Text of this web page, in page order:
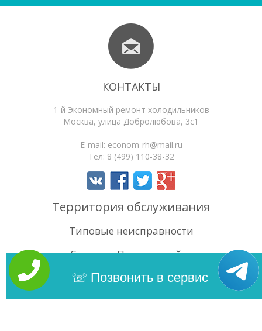
КОНТАКТЫ
1-й Экономный ремонт холодильников
Москва, улица Добролюбова, 3с1
E-mail: econom-rh@mail.ru
Тел: 8 (499) 110-38-32
Территория обслуживания
Типовые неисправности
Статьи
Поиск по сайту
Позвонить в сервис